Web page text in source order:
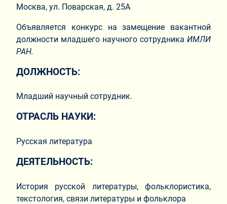
Москва, ул. Поварская, д. 25А
Объявляется конкурс на замещение вакантной
должности младшего научного сотрудника ИМЛИ
РАН.
ДОЛЖНОСТЬ:
Младший научный сотрудник.
ОТРАСЛЬ НАУКИ:
Русская литература
ДЕЯТЕЛЬНОСТЬ:
История русской литературы, фольклористика,
текстология, связи литературы и фольклора